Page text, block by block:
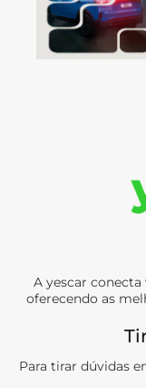
A yescar conecta
oferecendo as
Para tirar dúvidas